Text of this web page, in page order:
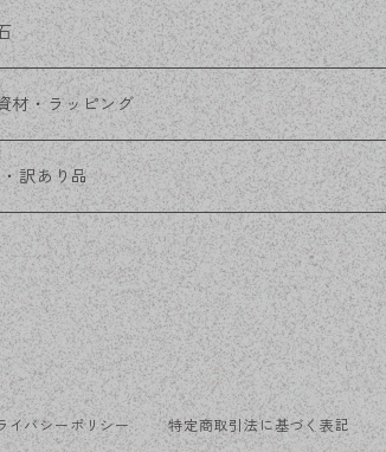
材・ラッピング
ックス
サリー台紙
訳あり品
イバシーポリシー 特定商取引法に基づく表記